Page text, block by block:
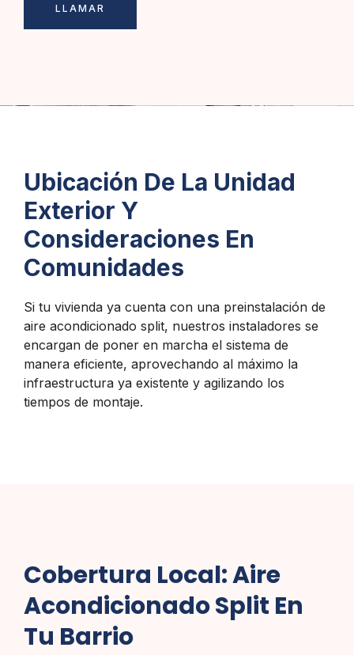
LLAMAR
Ubicación De La Unidad
Exterior Y
Consideraciones En
Comunidades
Si tu vivienda ya cuenta con una preinstalación de
aire acondicionado split, nuestros instaladores se
encargan de poner en marcha el sistema de
manera eficiente, aprovechando al máximo la
infraestructura ya existente y agilizando los
tiempos de montaje.
Cobertura Local: Aire
Acondicionado Split En
Tu Barrio